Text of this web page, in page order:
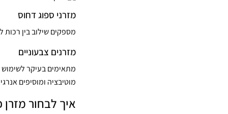
מזרני ספוג דחוס
מספקים שילוב בין רכות
מזרנים צבעוניים
מתאימים בעיקר לשימוש
מוטיבציה ומוסיפים
איך לבחור